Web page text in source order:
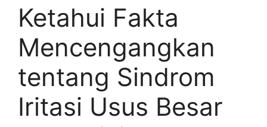
Ketahui Fakta
Mencengangkan
tentang Sindrom
Iritasi Usus Besar